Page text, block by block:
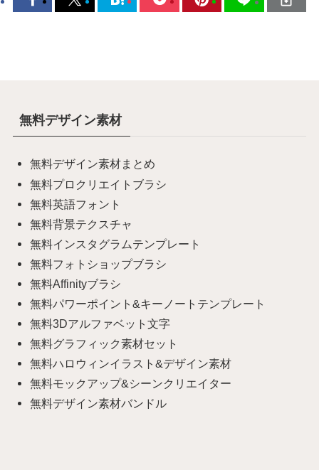
無料デザイン素材
無料デザイン素材まとめ
無料プロクリエイトブラシ
無料英語フォント
無料背景テクスチャ
無料インスタグラムテンプレート
無料フォトショップブラシ
無料Affinityブラシ
無料パワーポイント&キーノートテンプレート
無料3Dアルファベット文字
無料グラフィック素材セット
無料ハロウィンイラスト&デザイン素材
無料モックアップ&シーンクリエイター
無料デザイン素材バンドル